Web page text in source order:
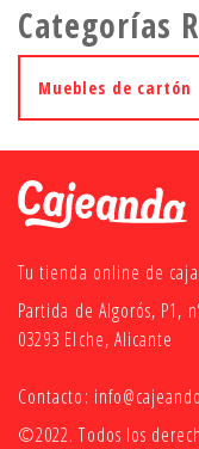
Categorías
Muebles de cartón
Tu tienda online de
Partida de Algorós, P1,
03293 Elche, Alicante
Contacto:
©2022. Todos los